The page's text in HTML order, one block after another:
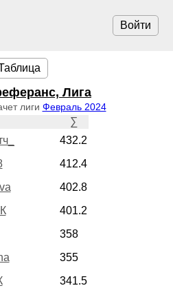
Войти
Лига
лиги Февраль 2024
∑
432.2
412.4
402.8
401.2
358
355
341.5